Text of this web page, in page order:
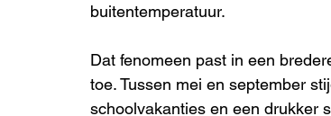
buitentemperatuur.
Dat fenomeen past in een
toe. Tussen mei en september
schoolvakanties en een drukker